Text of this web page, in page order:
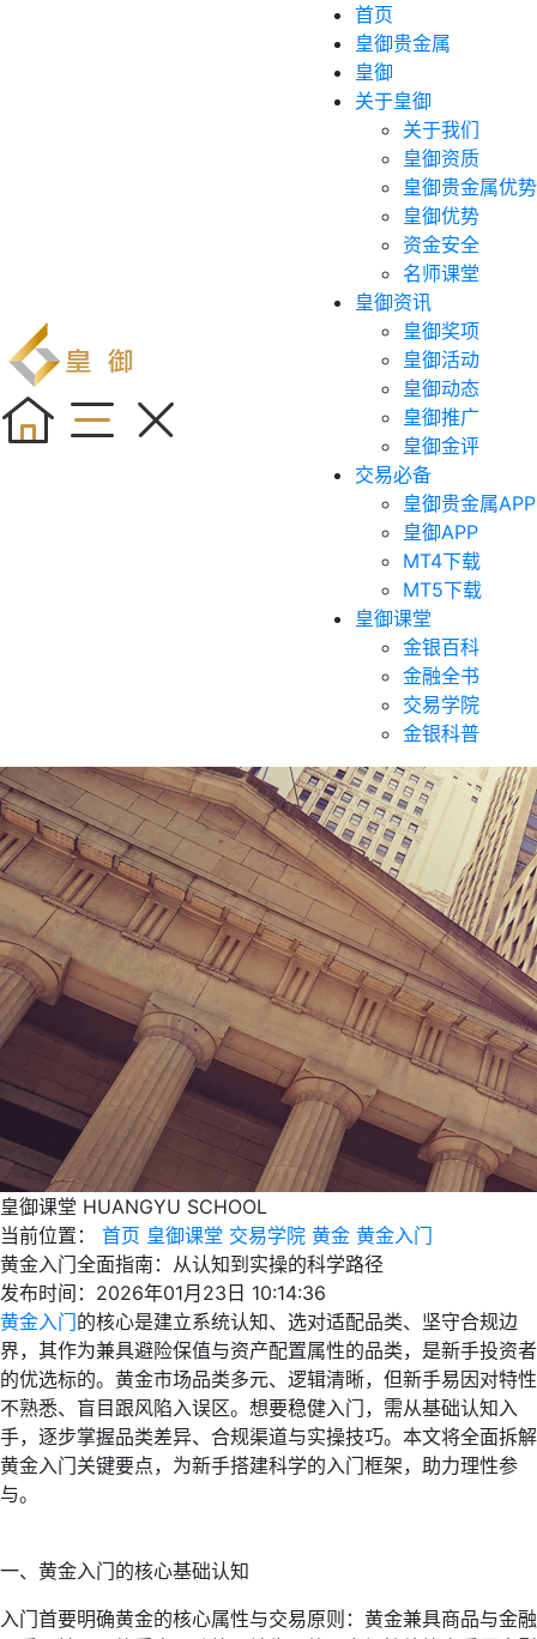
首页
皇御贵金属
皇御
关于皇御
关于我们
皇御资质
皇御贵金属优势
皇御优势
资金安全
名师课堂
皇御资讯
皇御奖项
皇御活动
皇御动态
皇御推广
皇御金评
交易必备
皇御贵金属APP
皇御APP
MT4下载
MT5下载
皇御课堂
金银百科
金融全书
交易学院
金银科普
皇御课堂 HUANGYU SCHOOL
当前位置：
首页 皇御课堂 交易学院 黄金 黄金入门
黄金入门全面指南：从认知到实操的科学路径
发布时间：2026年01月23日 10:14:36
黄金入门的核心是建立系统认知、选对适配品类、坚守合规边
界，其作为兼具避险保值与资产配置属性的品类，是新手投资者
的优选标的。黄金市场品类多元、逻辑清晰，但新手易因对特性
不熟悉、盲目跟风陷入误区。想要稳健入门，需从基础认知入
手，逐步掌握品类差异、合规渠道与实操技巧。本文将全面拆解
黄金入门关键要点，为新手搭建科学的入门框架，助力理性参
与。
一、黄金入门的核心基础认知
入门首要明确黄金的核心属性与交易原则：黄金兼具商品与金融